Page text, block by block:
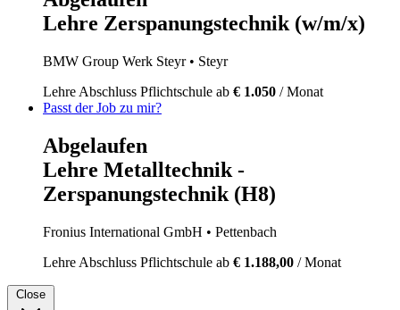
Lehre Zerspanungstechnik (w/m/x)
BMW Group Werk Steyr • Steyr
Lehre Abschluss Pflichtschule ab € 1.050 / Monat
Passt der Job zu mir?
Abgelaufen
Lehre Metalltechnik -
Zerspanungstechnik (H8)
Fronius International GmbH • Pettenbach
Lehre Abschluss Pflichtschule ab € 1.188,00 / Monat
Close